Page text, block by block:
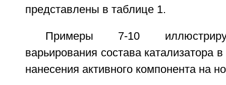
представлены в таблице 1.
Примеры 7-10
варьирования состава катализатора
нанесения активного компонента на